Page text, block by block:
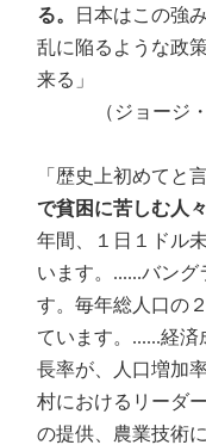
る。
日本はこの強
乱に陥るような政
来る」
（ジョージ
「歴史上初めてと
で貧困に苦しむ人
年間、１日１ドル
います。......バン
す。毎年総人口の
ています。......経
長率が、人口増加
村におけるリーダ
の提供、農業技術